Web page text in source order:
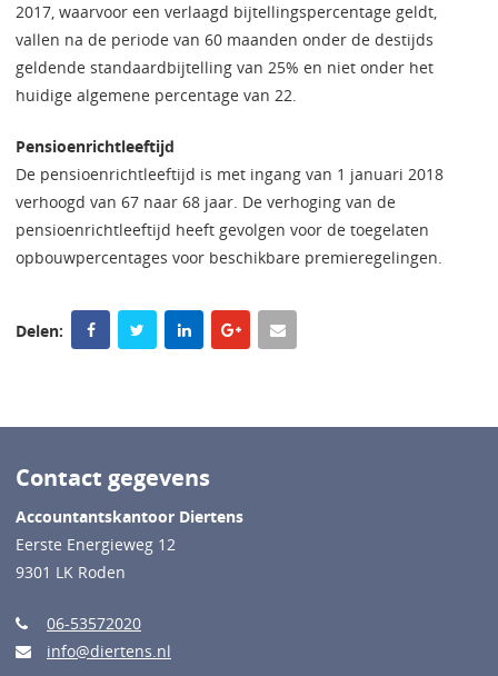
2017, waarvoor een verlaagd bijtellingspercentage geldt,
vallen na de periode van 60 maanden onder de destijds
geldende standaardbijtelling van 25% en niet onder het
huidige algemene percentage van 22.
Pensioenrichtleeftijd
De pensioenrichtleeftijd is met ingang van 1 januari 2018
verhoogd van 67 naar 68 jaar. De verhoging van de
pensioenrichtleeftijd heeft gevolgen voor de toegelaten
opbouwpercentages voor beschikbare premieregelingen.
Delen:
Contact gegevens
Accountantskantoor Diertens
Eerste Energieweg 12
9301 LK Roden
06-53572020
info@diertens.nl